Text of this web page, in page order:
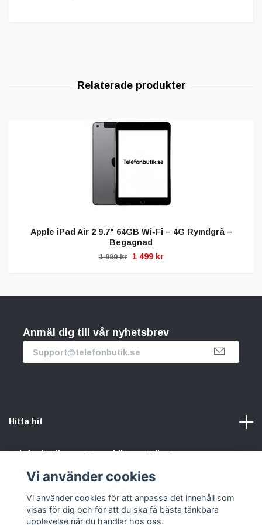
Apple iPad Air 2 9.7" 64GB Wi-Fi – 4G Rymdgrå –
Begagnad
1 999 kr 1 499 kr
Anmäl dig till vår nyhetsbrev
Hitta hit
Telefonbutik.se – Ge mobilen nytt liv. Spara pengar.
Sociala medier
Vi använder cookies
Vi använder cookies för att anpassa det innehåll som
visas för dig och för att du ska få bästa tänkbara
upplevelse när du handlar hos oss.